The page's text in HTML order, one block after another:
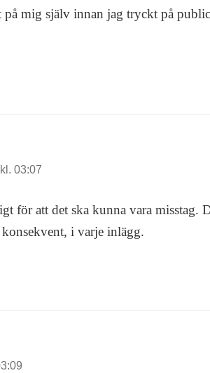
mig själv innan jag tryckt på
03:07
för att det ska kunna vara misstag.
i varje inlägg.